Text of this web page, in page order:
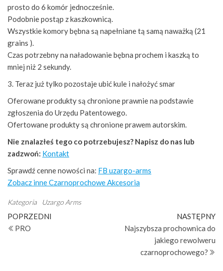
prosto do 6 komór jednocześnie.
Podobnie postąp z kaszkownicą.
Wszystkie komory bębna są napełniane tą samą naważką (21
grains ).
Czas potrzebny na naładowanie bębna prochem i kaszką to
mniej niż 2 sekundy.
3. Teraz już tylko pozostaje ubić kule i nałożyć smar
Oferowane produkty są chronione prawnie na podstawie
zgłoszenia do Urzędu Patentowego.
Ofertowane produkty są chronione prawem autorskim.
Nie znalazłeś tego co potrzebujesz? Napisz do nas lub
zadzwoń: Kontakt
Sprawdź cenne nowości na: FB uzargo-arms
Zobacz inne Czarnoprochowe Akcesoria
Kategoria Uzargo Arms
Nawigacja
wpisu
Poprzedni
wpis
POPRZEDNI
PRO
NASTĘPNY
Najszybsza prochownica do
jakiego rewolweru
czarnoprochowego?